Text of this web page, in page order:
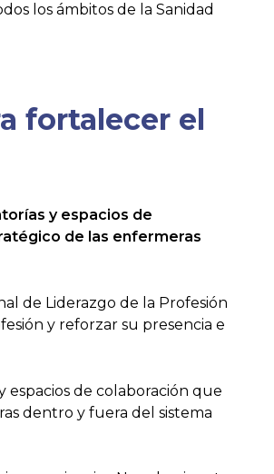
los ámbitos de la Sanidad
fortalecer el
y espacios de
de las enfermeras
de Liderazgo de la Profesión
y reforzar su presencia e
espacios de colaboración que
dentro y fuera del sistema